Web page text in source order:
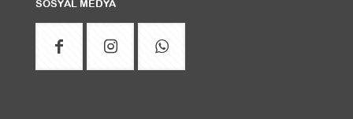
SOSYAL MEDYA